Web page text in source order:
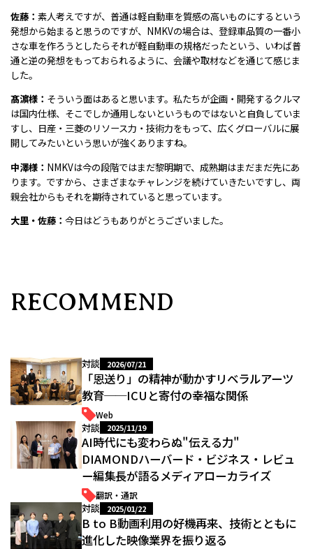
佐藤： 素人考えですが、普通は軽自動車を質感の高いものにするという
発想から始まると思うのですが、NMKVの場合は、登録車品質の一番小
さな車を作ろうとしたらそれが軽自動車の規格だったという、いわば普
通と逆の発想をもっておられるように、会議や取材などを通じて感じま
した。
髙濵様： そういう面はあると思います。私たちが企画・開発するクルマ
は国内仕様、そこでしか通用しないというものではないと自負していま
すし、日産・三菱のリソース力・技術力をもって、広くグローバルに展
開してみたいという思いが強くありますね。
中澤様： NMKVは今の段階ではまだ黎明期で、成熟期はまだまだ先にあ
ります。ですから、さまざまなチャレンジを続けていきたいですし、両
親会社からもそれを期待されていると思っています。
大里・佐藤： 今日はどうもありがとうございました。
RECOMMEND
対談 2026/07/21
「恩送り」の精神が動かすリベラルアーツ
教育──ICUと寄付の幸福な関係
Web
対談 2025/11/19
AI時代にも変わらぬ"伝える力"
――DIAMONDハーバード・ビジネス・レビュ
ー編集長が語るメディアローカライズ
翻訳・通訳
対談 2025/01/22
B to B動画利用の好機再来、技術とともに
進化した映像業界を振り返る